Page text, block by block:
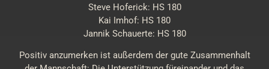
Steve Hoferick: HS 180
Kai Imhof: HS 180
Jannik Schauerte: HS 180
Positiv anzumerken ist außerdem der gute Zusammenhalt